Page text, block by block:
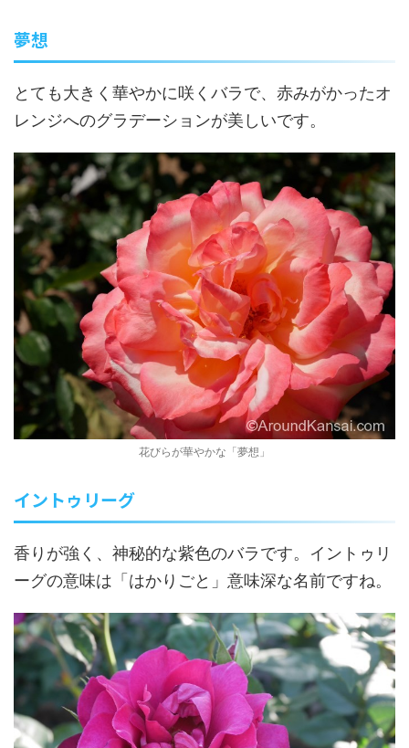
夢想
とても大きく華やかに咲くバラで、赤みがかったオ
レンジへのグラデーションが美しいです。
花びらが華やかな「夢想」
イントゥリーグ
香りが強く、神秘的な紫色のバラです。イントゥリ
ーグの意味は「はかりごと」意味深な名前ですね。